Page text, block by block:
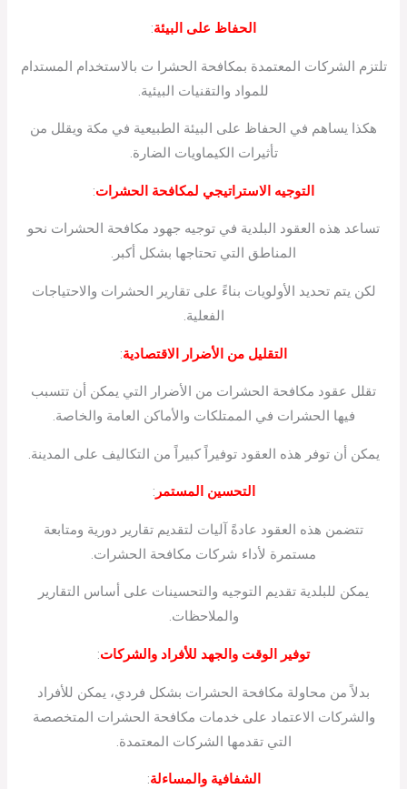
الحفاظ على البيئة:
تلتزم الشركات المعتمدة بمكافحة الحشرا ت بالاستخدام المستدام
للمواد والتقنيات البيئية.
هكذا يساهم في الحفاظ على البيئة الطبيعية في مكة ويقلل من
تأثيرات الكيماويات الضارة.
التوجيه الاستراتيجي لمكافحة الحشرات:
تساعد هذه العقود البلدية في توجيه جهود مكافحة الحشرات نحو
المناطق التي تحتاجها بشكل أكبر.
لكن يتم تحديد الأولويات بناءً على تقارير الحشرات والاحتياجات
الفعلية.
التقليل من الأضرار الاقتصادية:
تقلل عقود مكافحة الحشرات من الأضرار التي يمكن أن تتسبب
فيها الحشرات في الممتلكات والأماكن العامة والخاصة.
يمكن أن توفر هذه العقود توفيراً كبيراً من التكاليف على المدينة.
التحسين المستمر :
تتضمن هذه العقود عادةً آليات لتقديم تقارير دورية ومتابعة
مستمرة لأداء شركات مكافحة الحشرات.
يمكن للبلدية تقديم التوجيه والتحسينات على أساس التقارير
والملاحظات.
توفير الوقت والجهد للأفراد والشركات:
بدلاً من محاولة مكافحة الحشرات بشكل فردي، يمكن للأفراد
والشركات الاعتماد على خدمات مكافحة الحشرات المتخصصة
التي تقدمها الشركات المعتمدة.
الشفافية والمساءلة: